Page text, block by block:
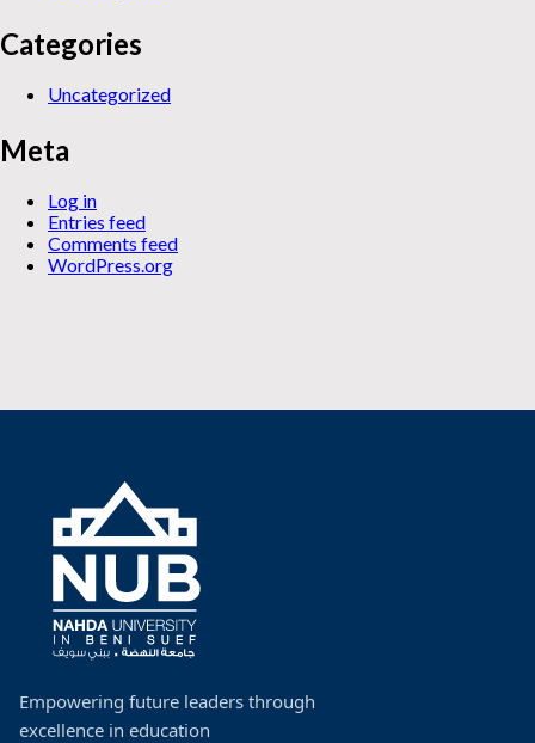
Categories
Uncategorized
Meta
Log in
Entries feed
Comments feed
WordPress.org
Empowering future leaders through
excellence in education